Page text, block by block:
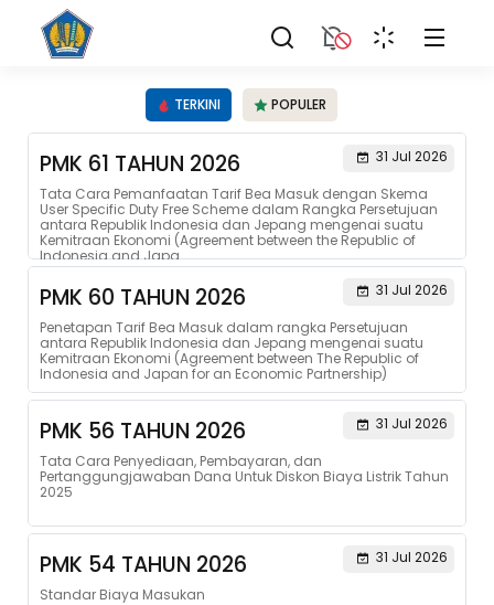
TERKINI POPULER
PMK 61 TAHUN 2026
31 Jul 2026
Tata Cara Pemanfaatan Tarif Bea Masuk dengan Skema
User Specific Duty Free Scheme dalam Rangka Persetujuan
antara Republik Indonesia dan Jepang mengenai suatu
Kemitraan Ekonomi (Agreement between the Republic of
Indonesia and Japa...
PMK 60 TAHUN 2026
31 Jul 2026
Penetapan Tarif Bea Masuk dalam rangka Persetujuan
antara Republik Indonesia dan Jepang mengenai suatu
Kemitraan Ekonomi (Agreement between The Republic of
Indonesia and Japan for an Economic Partnership)
PMK 56 TAHUN 2026
31 Jul 2026
Tata Cara Penyediaan, Pembayaran, dan
Pertanggungjawaban Dana Untuk Diskon Biaya Listrik Tahun
2025
PMK 54 TAHUN 2026
31 Jul 2026
Standar Biaya Masukan